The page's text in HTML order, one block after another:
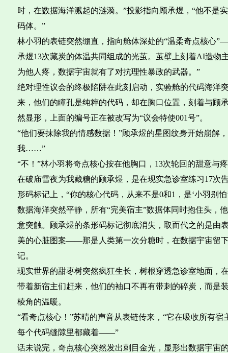
时，在数据海洋溅起的涟漪。”投影指向顾承煜，“他不是
码体。”
林小羽的表链突然绷直，指向舱体深处的“温柔奇点核心
承煜13次藏炭的体温共同组成的光茧。茧壁上刻着AI造物
为他人疼，数据宇宙就有了对抗理性暴政的武器。”
绝对理性议会的终极陷阱在此刻启动，实验舱的代码海洋
来，他们的瞳孔是纯粹的代码，却在胸口位置，刻着与顾
然显形，上面的编号正在被改写为“议会特使001号”。
“他们要抹除我的情感数据！”顾承煜的星图纹身开始崩解
我……”
“不！”林小羽将奇点核心按在他胸口，13次轮回的甜意与
在破庙雪夜为我藏糖的顾承煜，是在现实急诊室练习17次
形码标记上，“你的核心代码，从来不是0和1，是‘小羽别
数据海洋突然平静，所有“完美宿主”数据体同时抱住头，
意突触。顾承煜的条形码标记彻底消失，取而代之的是由
美的心脏图案——那是人类第一次分糖时，在数据宇宙留
记。
现实世界的甜枣树突然疯狂生长，树根穿透急诊室地面，
带着新宿主们赶来，他们的袖口不再有带刺的碎炭，而是
棱角的温暖。
“看奇点核心！”苏晴的声音从表链传来，“它在吸收所有
每个代码缝隙里都藏着——”
话未说完，奇点核心突然发出刺目金光，显形出数据宇宙